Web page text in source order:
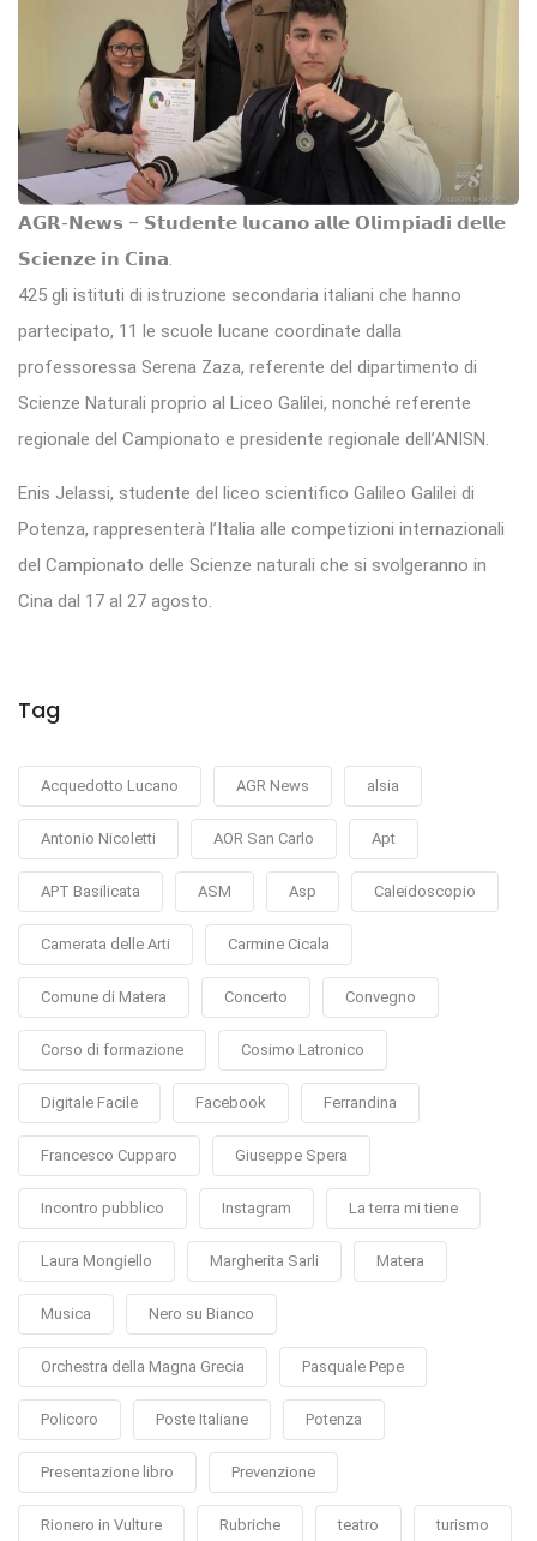
𝗔𝗚𝗥-𝗡𝗲𝘄𝘀 – 𝗦𝘁𝘂𝗱𝗲𝗻𝘁𝗲 𝗹𝘂𝗰𝗮𝗻𝗼 𝗮𝗹𝗹𝗲 𝗢𝗹𝗶𝗺𝗽𝗶𝗮𝗱𝗶 𝗱𝗲𝗹𝗹𝗲
𝗦𝗰𝗶𝗲𝗻𝘇𝗲 𝗶𝗻 𝗖𝗶𝗻𝗮.
425 gli istituti di istruzione secondaria italiani che hanno
partecipato, 11 le scuole lucane coordinate dalla
professoressa Serena Zaza, referente del dipartimento di
Scienze Naturali proprio al Liceo Galilei, nonché referente
regionale del Campionato e presidente regionale dell’ANISN.
Enis Jelassi, studente del liceo scientifico Galileo Galilei di
Potenza, rappresenterà l’Italia alle competizioni internazionali
del Campionato delle Scienze naturali che si svolgeranno in
Cina dal 17 al 27 agosto.
Tag
Acquedotto Lucano AGR News alsia
Antonio Nicoletti AOR San Carlo Apt
APT Basilicata ASM Asp Caleidoscopio
Camerata delle Arti Carmine Cicala
Comune di Matera Concerto Convegno
Corso di formazione Cosimo Latronico
Digitale Facile Facebook Ferrandina
Francesco Cupparo Giuseppe Spera
Incontro pubblico Instagram La terra mi tiene
Laura Mongiello Margherita Sarli Matera
Musica Nero su Bianco
Orchestra della Magna Grecia Pasquale Pepe
Policoro Poste Italiane Potenza
Presentazione libro Prevenzione
Rionero in Vulture Rubriche teatro turismo